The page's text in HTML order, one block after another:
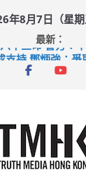
年8月7日（星期
最新：
十三命 警方：
支持 鄧炳強：
屋富戶申報表 倉